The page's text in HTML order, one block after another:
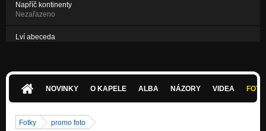
Napříč kontinenty
Nezařazeno
Lví abeceda
O nemocech
NOVINKY O KAPELE ALBA NÁZORY VIDEA
Fotky promo foto